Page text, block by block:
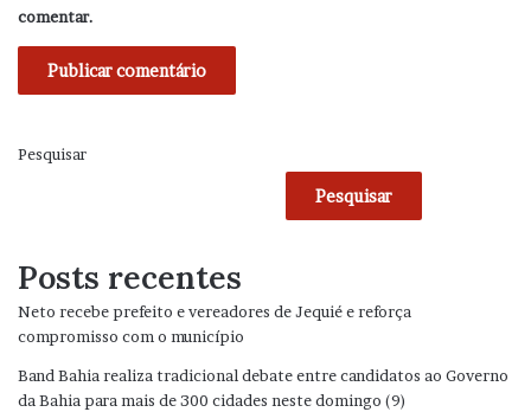
comentar.
Pesquisar
Pesquisar
Posts recentes
Neto recebe prefeito e vereadores de Jequié e reforça
compromisso com o município
Band Bahia realiza tradicional debate entre candidatos ao Governo
da Bahia para mais de 300 cidades neste domingo (9)